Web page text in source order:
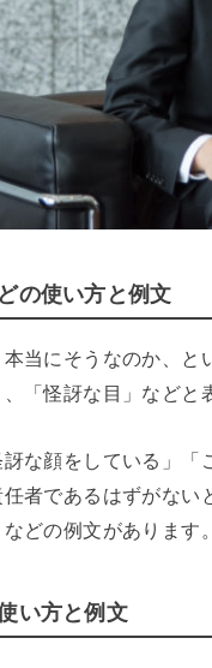
の使い方と例文
当にそうなのか、
「怪訝な目」などと
な顔をしている」
者であるはずがない
どの例文があります。
い方と例文